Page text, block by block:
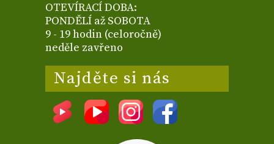
OTEVÍRACÍ DOBA:
PONDĚLÍ až SOBOTA
9 - 19 hodin (celoročně)
neděle zavřeno
Najděte si nás